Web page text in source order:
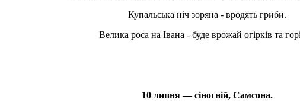
Купальська ніч зоряна - вродять гриби.
Велика роса на Івана - буде врожай огірків та
10 липня — сіногній, Самсона.